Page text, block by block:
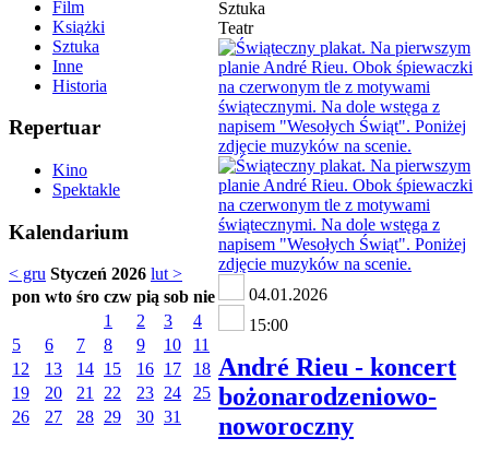
Film
Książki
Sztuka
Inne
Historia
Repertuar
Kino
Spektakle
Kalendarium
< gru Styczeń 2026 lut >
pon wto śro czw pią sob nie
1
2 3
4
5
6 7 8 9 10
11
12
13 14 15 16 17
18
19
20 21 22 23 24
25
26
27 28 29 30 31
Sztuka
Teatr
04.01.2026
15:00
André Rieu - koncert
bożonarodzeniowo-
noworoczny